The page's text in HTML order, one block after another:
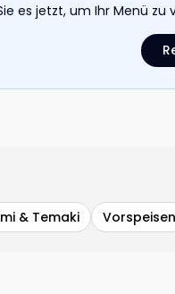
es jetzt, um Ihr Menü
& Temaki Vorspeisen